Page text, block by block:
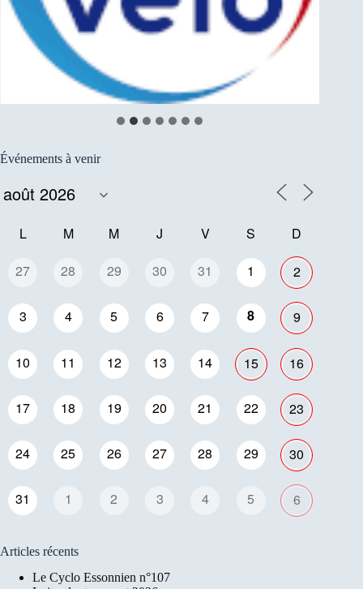
Événements à venir
L M M J V S D
27 28 29 30 31 1 2
3 4 5 6 7 8 9
10 11 12 13 14 15 16
17 18 19 20 21 22 23
24 25 26 27 28 29 30
31 1 2 3 4 5 6
Articles récents
Le Cyclo Essonnien n°107